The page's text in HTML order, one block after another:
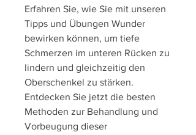
Erfahren Sie, wie Sie mit unseren
Tipps und Übungen Wunder
bewirken können, um tiefe
Schmerzen im unteren Rücken zu
lindern und gleichzeitig den
Oberschenkel zu stärken.
Entdecken Sie jetzt die besten
Methoden zur Behandlung und
Vorbeugung dieser